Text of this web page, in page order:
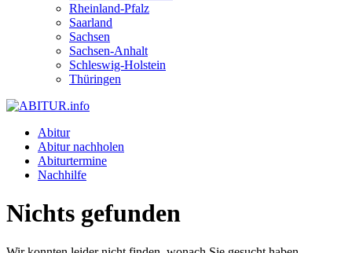
Rheinland-Pfalz
Saarland
Sachsen
Sachsen-Anhalt
Schleswig-Holstein
Thüringen
Abitur
Abitur nachholen
Abiturtermine
Nachhilfe
Nichts gefunden